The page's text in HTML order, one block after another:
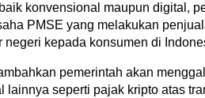
konvensional maupun digital,
PMSE yang melakukan
negeri kepada konsumen di
pemerintah akan
lainnya seperti pajak kripto atas